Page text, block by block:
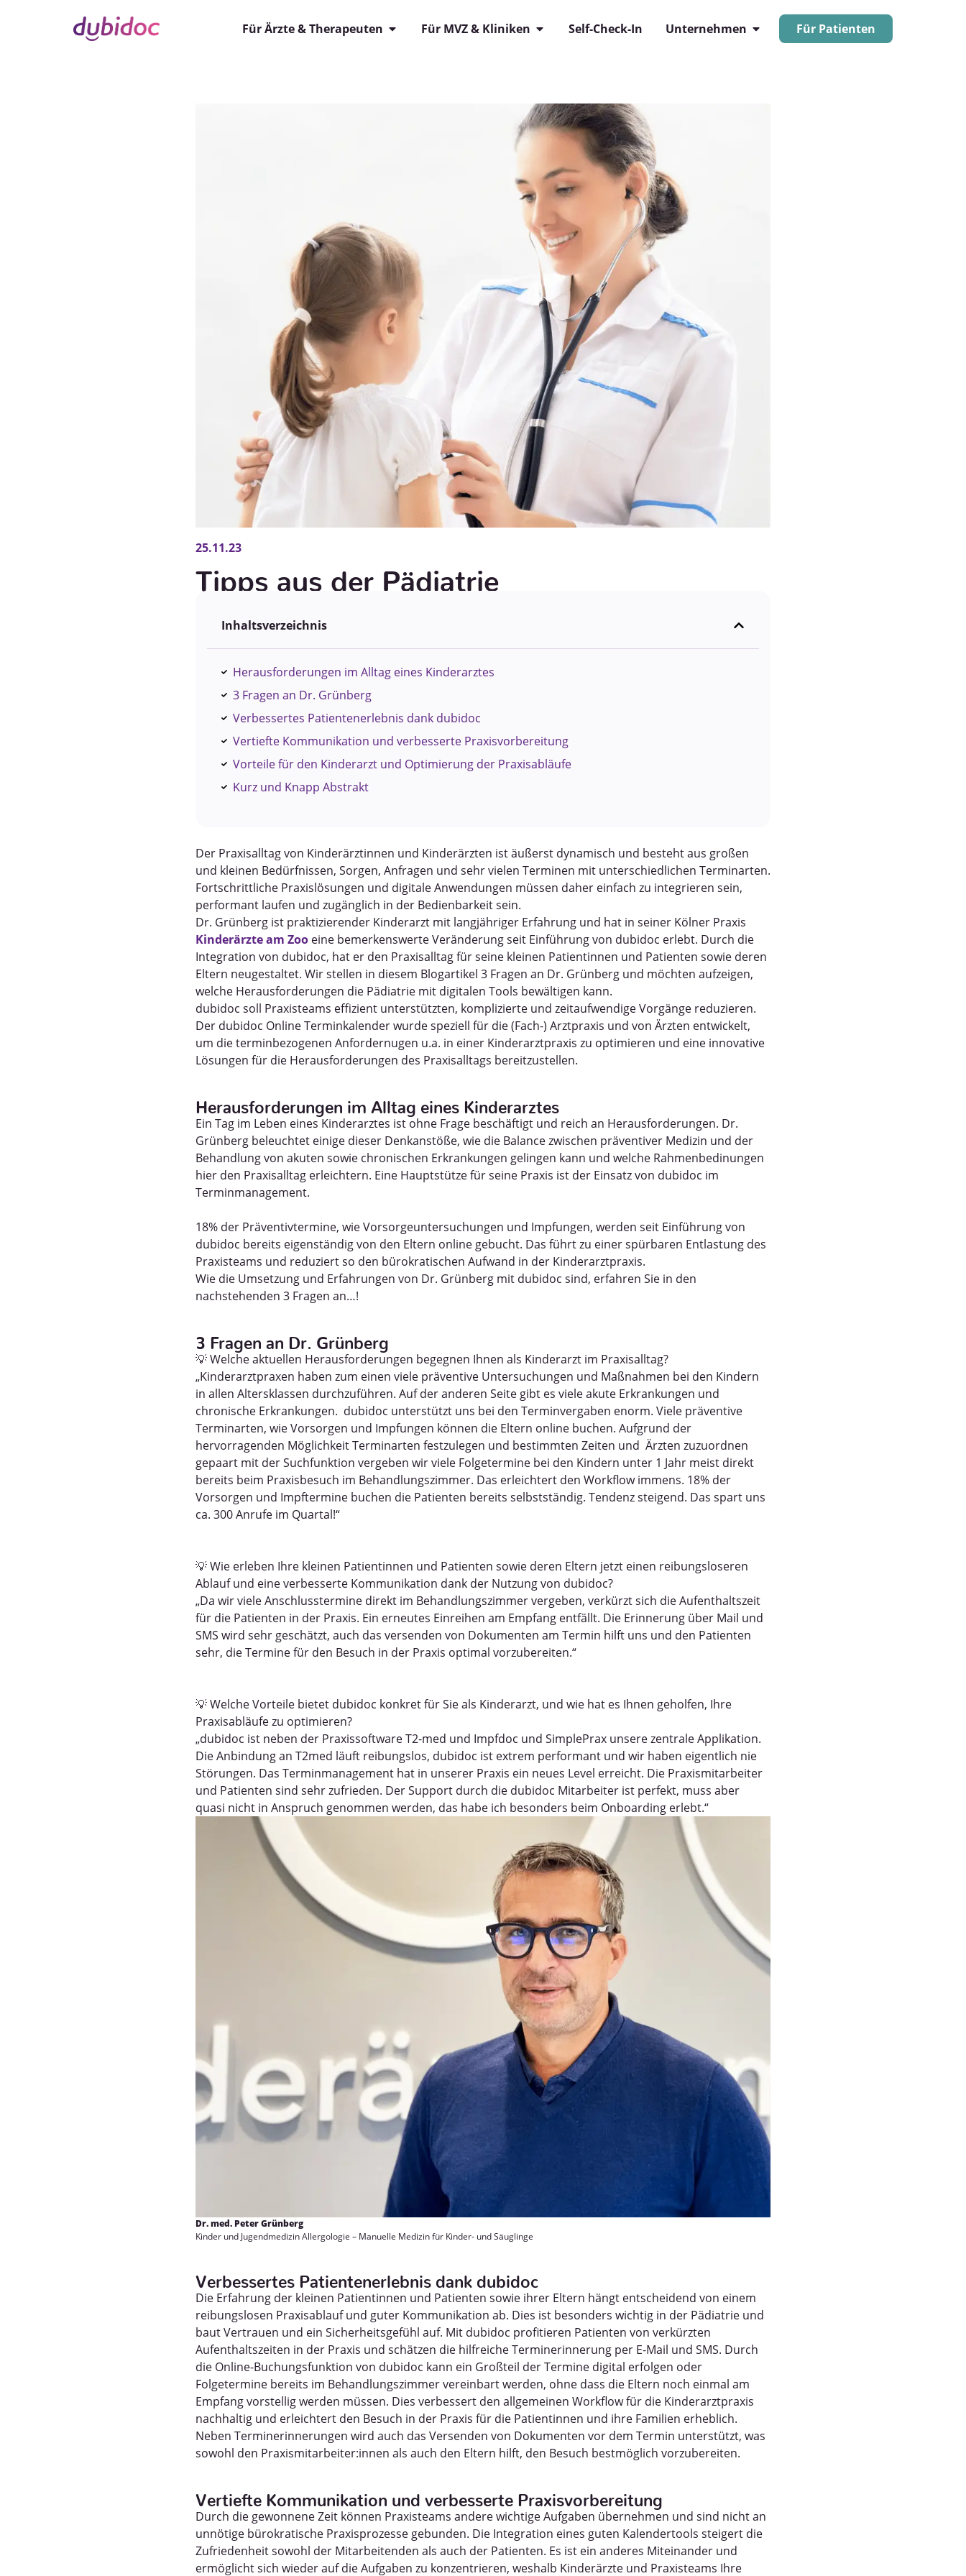
Für Ärzte & Therapeuten Für MVZ & Kliniken Self-Check-In Unternehmen Für Patienten
25.11.23
Tipps aus der Pädiatrie
Inhaltsverzeichnis
Herausforderungen im Alltag eines Kinderarztes
3 Fragen an Dr. Grünberg
Verbessertes Patientenerlebnis dank dubidoc
Vertiefte Kommunikation und verbesserte Praxisvorbereitung
Vorteile für den Kinderarzt und Optimierung der Praxisabläufe
Kurz und Knapp Abstrakt
Der Praxisalltag von Kinderärztinnen und Kinderärzten ist äußerst dynamisch und besteht aus großen
und kleinen Bedürfnissen, Sorgen, Anfragen und sehr vielen Terminen mit unterschiedlichen Terminarten.
Fortschrittliche Praxislösungen und digitale Anwendungen müssen daher einfach zu integrieren sein,
performant laufen und zugänglich in der Bedienbarkeit sein.
Dr. Grünberg ist praktizierender Kinderarzt mit langjähriger Erfahrung und hat in seiner Kölner Praxis
Kinderärzte am Zoo eine bemerkenswerte Veränderung seit Einführung von dubidoc erlebt. Durch die
Integration von dubidoc, hat er den Praxisalltag für seine kleinen Patientinnen und Patienten sowie deren
Eltern neugestaltet. Wir stellen in diesem Blogartikel 3 Fragen an Dr. Grünberg und möchten aufzeigen,
welche Herausforderungen die Pädiatrie mit digitalen Tools bewältigen kann.
dubidoc soll Praxisteams effizient unterstützten, komplizierte und zeitaufwendige Vorgänge reduzieren.
Der dubidoc Online Terminkalender wurde speziell für die (Fach-) Arztpraxis und von Ärzten entwickelt,
um die terminbezogenen Anfordernugen u.a. in einer Kinderarztpraxis zu optimieren und eine innovative
Lösungen für die Herausforderungen des Praxisalltags bereitzustellen.
Herausforderungen im Alltag eines Kinderarztes
Ein Tag im Leben eines Kinderarztes ist ohne Frage beschäftigt und reich an Herausforderungen. Dr.
Grünberg beleuchtet einige dieser Denkanstöße, wie die Balance zwischen präventiver Medizin und der
Behandlung von akuten sowie chronischen Erkrankungen gelingen kann und welche Rahmenbedinungen
hier den Praxisalltag erleichtern. Eine Hauptstütze für seine Praxis ist der Einsatz von dubidoc im
Terminmanagement.
18% der Präventivtermine, wie Vorsorgeuntersuchungen und Impfungen, werden seit Einführung von
dubidoc bereits eigenständig von den Eltern online gebucht. Das führt zu einer spürbaren Entlastung des
Praxisteams und reduziert so den bürokratischen Aufwand in der Kinderarztpraxis.
Wie die Umsetzung und Erfahrungen von Dr. Grünberg mit dubidoc sind, erfahren Sie in den
nachstehenden 3 Fragen an…!
3 Fragen an Dr. Grünberg
💡 Welche aktuellen Herausforderungen begegnen Ihnen als Kinderarzt im Praxisalltag?
„Kinderarztpraxen haben zum einen viele präventive Untersuchungen und Maßnahmen bei den Kindern
in allen Altersklassen durchzuführen. Auf der anderen Seite gibt es viele akute Erkrankungen und
chronische Erkrankungen. dubidoc unterstützt uns bei den Terminvergaben enorm. Viele präventive
Terminarten, wie Vorsorgen und Impfungen können die Eltern online buchen. Aufgrund der
hervorragenden Möglichkeit Terminarten festzulegen und bestimmten Zeiten und Ärzten zuzuordnen
gepaart mit der Suchfunktion vergeben wir viele Folgetermine bei den Kindern unter 1 Jahr meist direkt
bereits beim Praxisbesuch im Behandlungszimmer. Das erleichtert den Workflow immens. 18% der
Vorsorgen und Impftermine buchen die Patienten bereits selbstständig. Tendenz steigend. Das spart uns
ca. 300 Anrufe im Quartal!“
💡 Wie erleben Ihre kleinen Patientinnen und Patienten sowie deren Eltern jetzt einen reibungsloseren
Ablauf und eine verbesserte Kommunikation dank der Nutzung von dubidoc?
„Da wir viele Anschlusstermine direkt im Behandlungszimmer vergeben, verkürzt sich die Aufenthaltszeit
für die Patienten in der Praxis. Ein erneutes Einreihen am Empfang entfällt. Die Erinnerung über Mail und
SMS wird sehr geschätzt, auch das versenden von Dokumenten am Termin hilft uns und den Patienten
sehr, die Termine für den Besuch in der Praxis optimal vorzubereiten.“
💡 Welche Vorteile bietet dubidoc konkret für Sie als Kinderarzt, und wie hat es Ihnen geholfen, Ihre
Praxisabläufe zu optimieren?
„dubidoc ist neben der Praxissoftware T2-med und Impfdoc und SimplePrax unsere zentrale Applikation.
Die Anbindung an T2med läuft reibungslos, dubidoc ist extrem performant und wir haben eigentlich nie
Störungen. Das Terminmanagement hat in unserer Praxis ein neues Level erreicht. Die Praxismitarbeiter
und Patienten sind sehr zufrieden. Der Support durch die dubidoc Mitarbeiter ist perfekt, muss aber
quasi nicht in Anspruch genommen werden, das habe ich besonders beim Onboarding erlebt.“
Dr. med. Peter Grünberg
Kinder und Jugendmedizin Allergologie – Manuelle Medizin für Kinder- und Säuglinge
Verbessertes Patientenerlebnis dank dubidoc
Die Erfahrung der kleinen Patientinnen und Patienten sowie ihrer Eltern hängt entscheidend von einem
reibungslosen Praxisablauf und guter Kommunikation ab. Dies ist besonders wichtig in der Pädiatrie und
baut Vertrauen und ein Sicherheitsgefühl auf. Mit dubidoc profitieren Patienten von verkürzten
Aufenthaltszeiten in der Praxis und schätzen die hilfreiche Terminerinnerung per E-Mail und SMS. Durch
die Online-Buchungsfunktion von dubidoc kann ein Großteil der Termine digital erfolgen oder
Folgetermine bereits im Behandlungszimmer vereinbart werden, ohne dass die Eltern noch einmal am
Empfang vorstellig werden müssen. Dies verbessert den allgemeinen Workflow für die Kinderarztpraxis
nachhaltig und erleichtert den Besuch in der Praxis für die Patientinnen und ihre Familien erheblich.
Neben Terminerinnerungen wird auch das Versenden von Dokumenten vor dem Termin unterstützt, was
sowohl den Praxismitarbeiter:innen als auch den Eltern hilft, den Besuch bestmöglich vorzubereiten.
Vertiefte Kommunikation und verbesserte Praxisvorbereitung
Durch die gewonnene Zeit können Praxisteams andere wichtige Aufgaben übernehmen und sind nicht an
unnötige bürokratische Praxisprozesse gebunden. Die Integration eines guten Kalendertools steigert die
Zufriedenheit sowohl der Mitarbeitenden als auch der Patienten. Es ist ein anderes Miteinander und
ermöglicht sich wieder auf die Aufgaben zu konzentrieren, weshalb Kinderärzte und Praxisteams Ihre